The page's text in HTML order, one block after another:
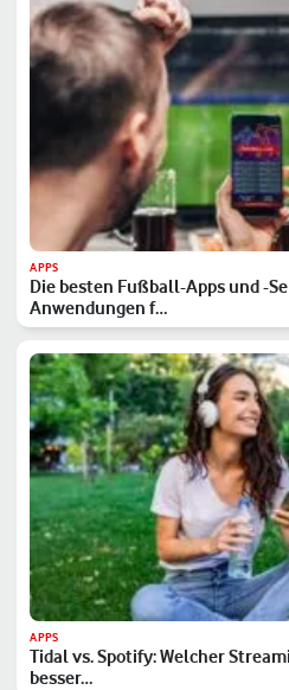
APPS
Die besten Fußball-Apps und -
Anwendungen f…
APPS
Tidal vs. Spotify: Welcher
besser…